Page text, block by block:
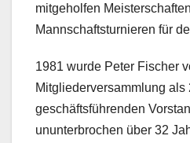
mitgeholfen
Mannschaftsturnieren für
1981 wurde Peter Fischer
Mitgliederversammlung als
geschäftsführenden
ununterbrochen über 32